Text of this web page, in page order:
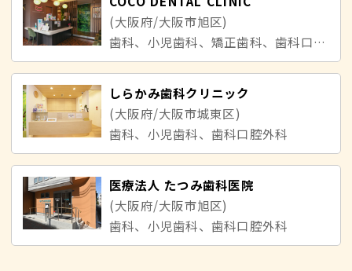
(大阪府/大阪市旭区)
歯科、小児歯科、矯正歯科、歯科口腔外科
しらかみ歯科クリニック
(大阪府/大阪市城東区)
歯科、小児歯科、歯科口腔外科
医療法人 たつみ歯科医院
(大阪府/大阪市旭区)
歯科、小児歯科、歯科口腔外科